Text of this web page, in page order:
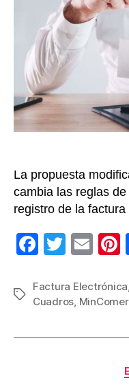
La propuesta
cambia las reglas
registro de la
F
c
e
b
T
tt
er
E
ail
Etiquetas
Factura Electrónica,
Cuadros,